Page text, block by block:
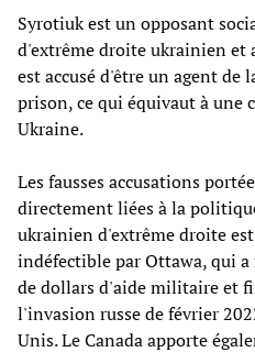
Syrotiuk est un opposant
d'extrême droite ukrainien et
est accusé d'être un agent de
prison, ce qui équivaut à une
Ukraine.
Les fausses accusations
directement liées à la
ukrainien d'extrême droite
indéfectible par Ottawa, qui
de dollars d'aide militaire et
l'invasion russe de février
Unis. Le Canada apporte